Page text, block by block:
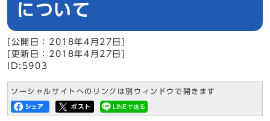
について
[公開日：2018年4月27日]
[更新日：2018年4月27日]
ID:5903
ソーシャルサイトへのリンクは別ウィンドウで開きます